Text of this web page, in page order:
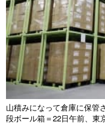
登録
山積みになって倉庫に保管
段ボール箱＝22日午前、東